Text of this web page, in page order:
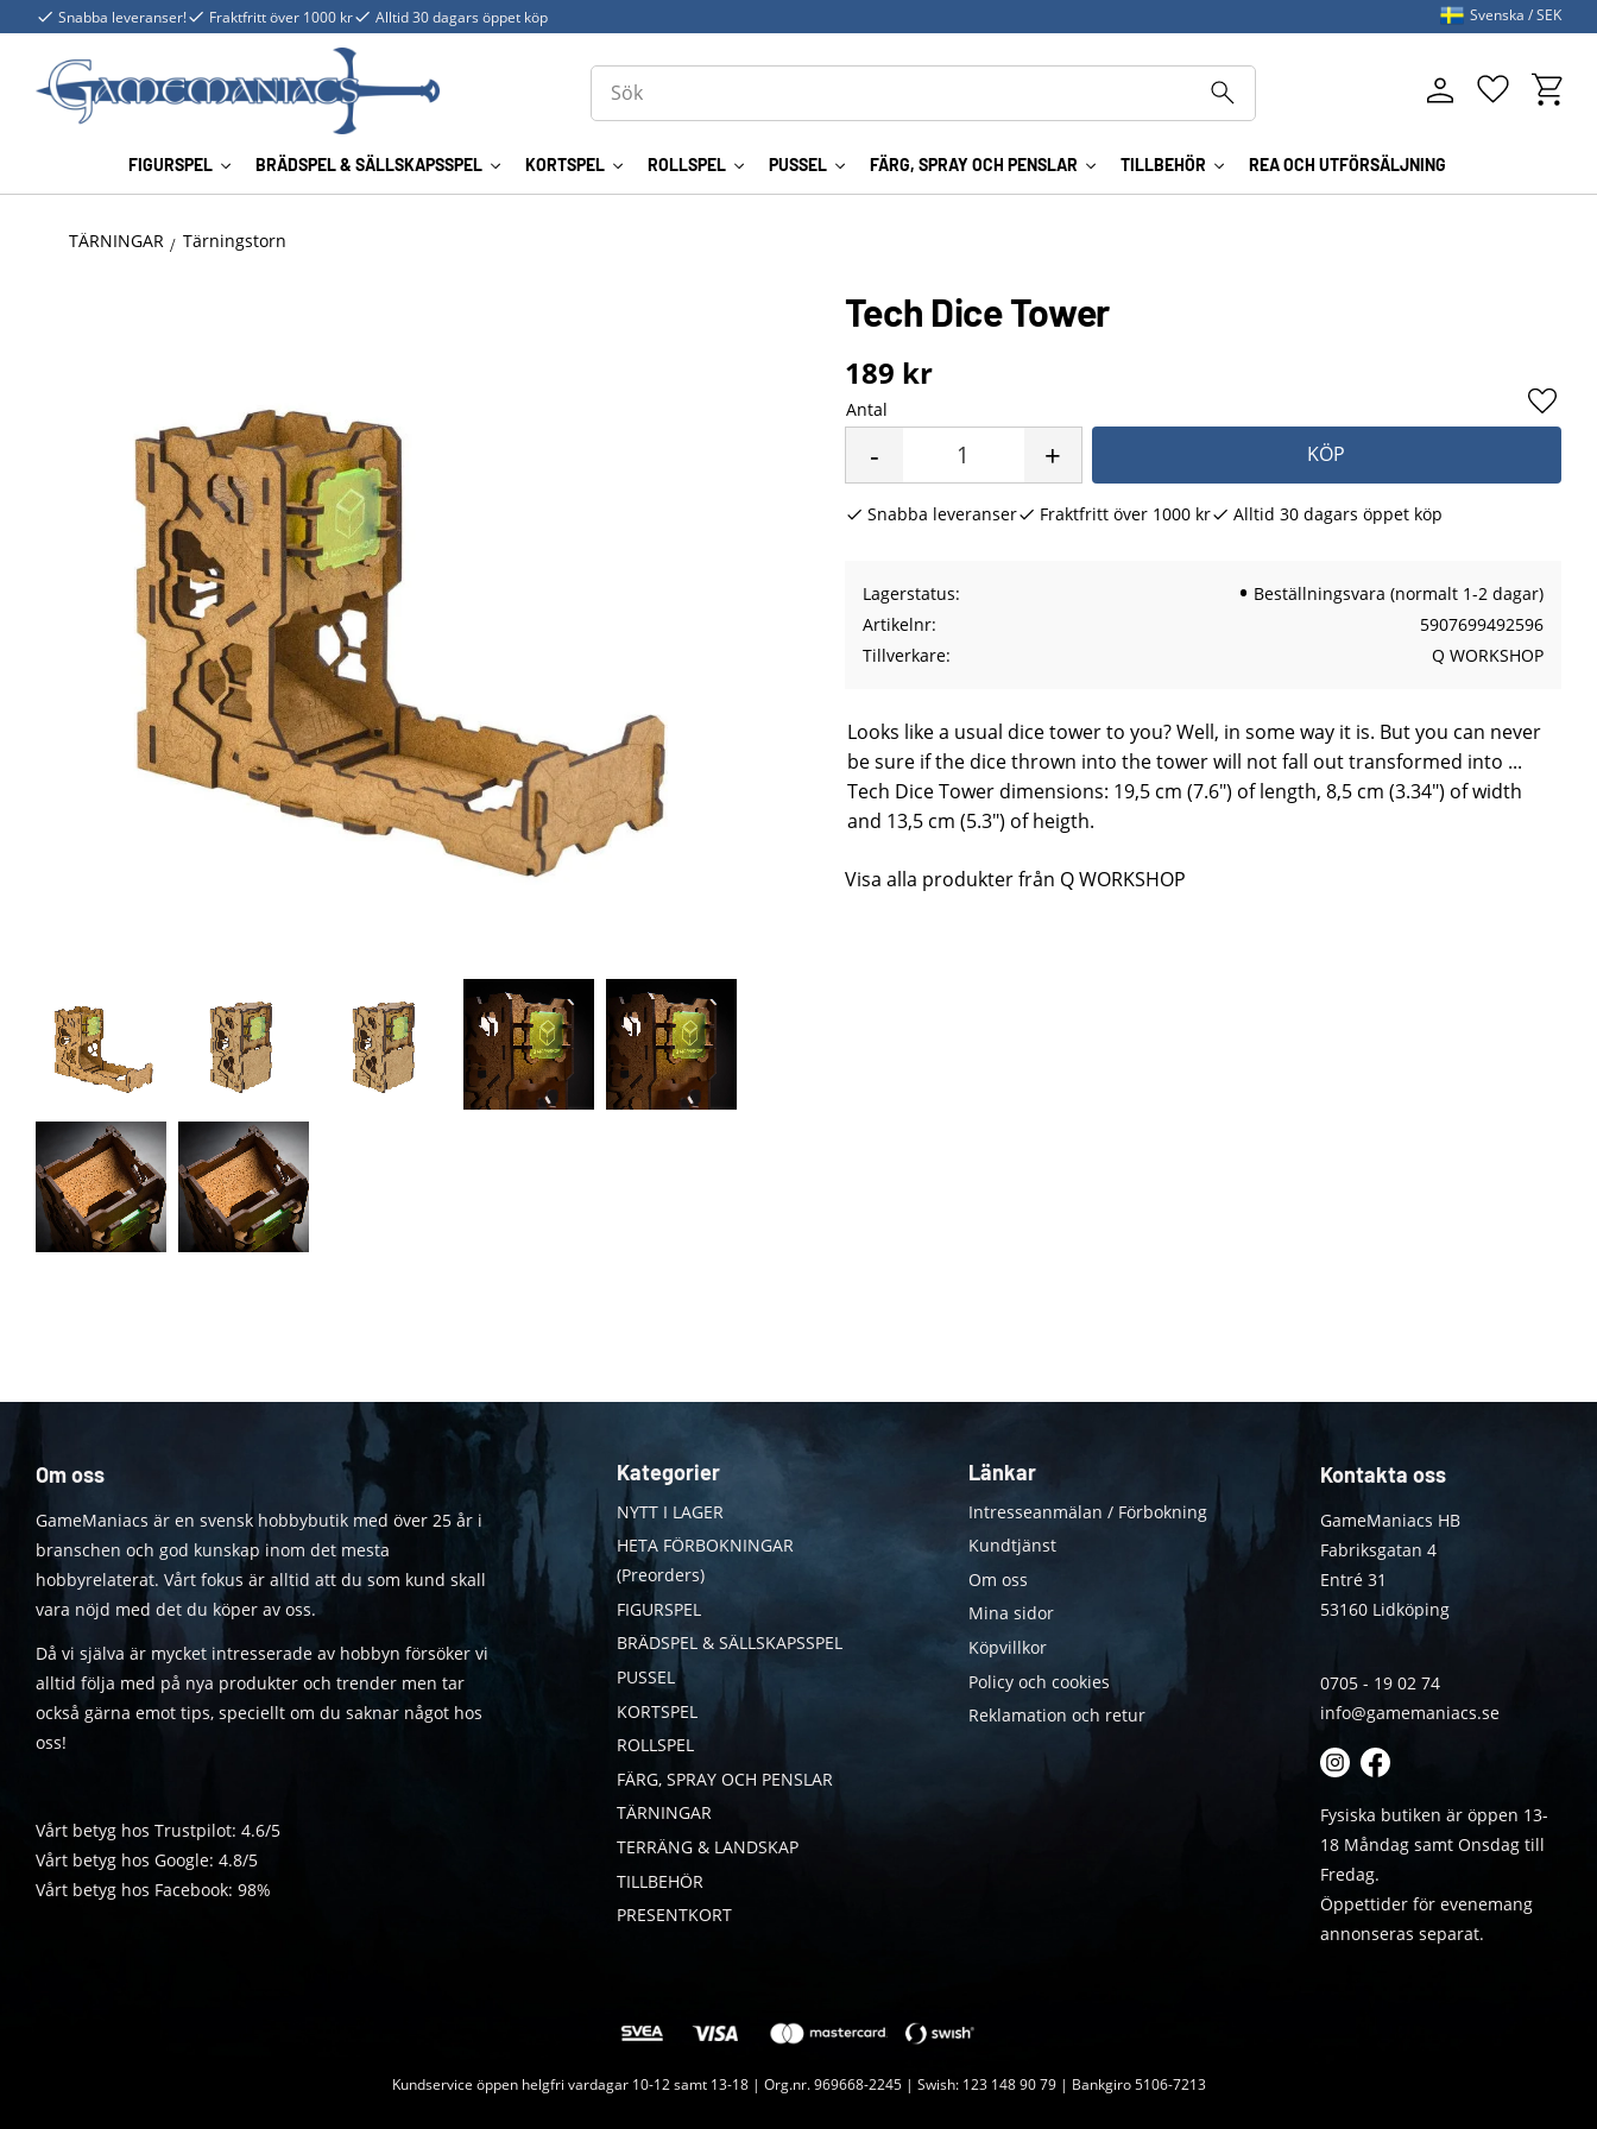
Snabba leveranser! Fraktfritt över 1000 kr Alltid 30 dagars öppet köp
FIGURSPEL BRÄDSPEL & SÄLLSKAPSSPEL KORTSPEL ROLLSPEL PUSSEL FÄRG, SPRAY OCH PENSLAR TILLBEHÖR REA OCH UTFÖRSÄLJNING
Favoriter
Svenska SEK
TÄRNINGAR Tärningstorn
Tech Dice Tower
189 kr
Antal
+
- KÖP
Lägg
Snabba leveranser Fraktfritt över 1000 kr Alltid 30 dagars öppet köp
Lagerstatus
Beställningsvara (normalt 1-2 dagar)
Artikelnr
5907699492596
Tillverkare
Q WORKSHOP
Looks like a usual dice tower to you? Well, in some way it is. But you can never
be sure if the dice thrown into the tower will not fall out transformed into ...
Tech Dice Tower dimensions: 19,5 cm (7.6") of length, 8,5 cm (3.34") of width
and 13,5 cm (5.3") of heigth.
Visa alla produkter från Q WORKSHOP
Om oss
GameManiacs är en svensk hobbybutik med över 25 år i
branschen och god kunskap inom det mesta
hobbyrelaterat. Vårt fokus är alltid att du som kund skall
vara nöjd med det du köper av oss.
Då vi själva är mycket intresserade av hobbyn försöker vi
alltid följa med på nya produkter och trender men tar
också gärna emot tips, speciellt om du saknar något hos
oss!
Vårt betyg hos Trustpilot: 4.6/5
Vårt betyg hos Google: 4.8/5
Vårt betyg hos Facebook: 98%
Kategorier
NYTT I LAGER
HETA FÖRBOKNINGAR
(Preorders)
FIGURSPEL
BRÄDSPEL & SÄLLSKAPSSPEL
PUSSEL
KORTSPEL
ROLLSPEL
FÄRG, SPRAY OCH PENSLAR
TÄRNINGAR
TERRÄNG & LANDSKAP
TILLBEHÖR
PRESENTKORT
Länkar
Intresseanmälan / Förbokning
Kundtjänst
Om oss
Mina sidor
Köpvillkor
Policy och cookies
Reklamation och retur
Kontakta oss
GameManiacs HB
Fabriksgatan 4
Entré 31
53160 Lidköping
0705 - 19 02 74
info@gamemaniacs.se
Fysiska butiken är öppen 13-
18 Måndag samt Onsdag till
Fredag.
Öppettider för evenemang
annonseras separat.
Kundservice öppen helgfri vardagar 10-12 samt 13-18 | Org.nr. 969668-2245 | Swish: 123 148 90 79 | Bankgiro 5106-7213